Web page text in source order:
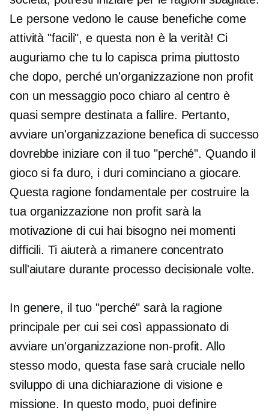
Le persone vedono le cause benefiche come
attività "facili", e questa non è la verità! Ci
auguriamo che tu lo capisca prima piuttosto
che dopo, perché un'organizzazione non profit
con un messaggio poco chiaro al centro è
quasi sempre destinata a fallire. Pertanto,
avviare un'organizzazione benefica di successo
dovrebbe iniziare con il tuo "perché". Quando il
gioco si fa duro, i duri cominciano a giocare.
Questa ragione fondamentale per costruire la
tua organizzazione non profit sarà la
motivazione di cui hai bisogno nei momenti
difficili. Ti aiuterà a rimanere concentrato
sull'aiutare durante processo decisionalevolte.
In genere, il tuo "perché" sarà la ragione
principale per cui sei così appassionato di
avviare un'organizzazione non-profit. Allo
stesso modo, questa fase sarà cruciale nello
sviluppo di una dichiarazione di visione e
missione. In questo modo, puoi definire